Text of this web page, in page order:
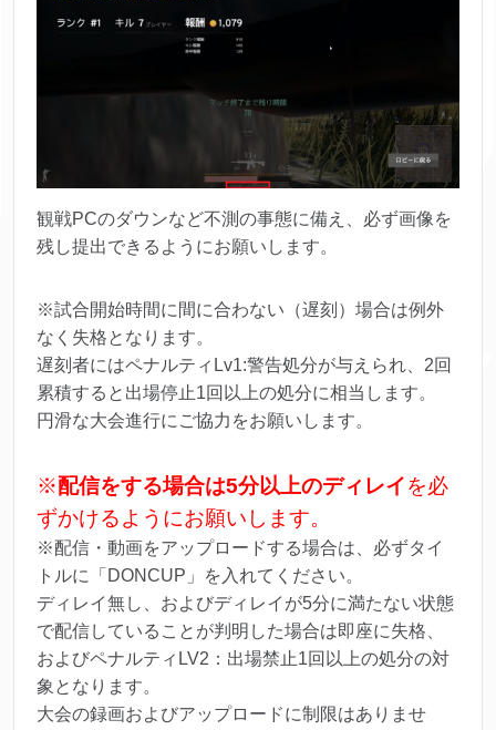
観戦PCのダウンなど不測の事態に備え、必ず画像を
残し提出できるようにお願いします。
※試合開始時間に間に合わない（遅刻）場合は例外
なく失格となります。
遅刻者にはペナルティLv1:警告処分が与えられ、2回
累積すると出場停止1回以上の処分に相当します。
円滑な大会進行にご協力をお願いします。
※配信をする場合は5分以上のディレイを必
ずかけるようにお願いします。
※配信・動画をアップロードする場合は、必ずタイ
トルに「DONCUP」を入れてください。
ディレイ無し、およびディレイが5分に満たない状態
で配信していることが判明した場合は即座に失格、
およびペナルティLV2：出場禁止1回以上の処分の対
象となります。
大会の録画およびアップロードに制限はありませ